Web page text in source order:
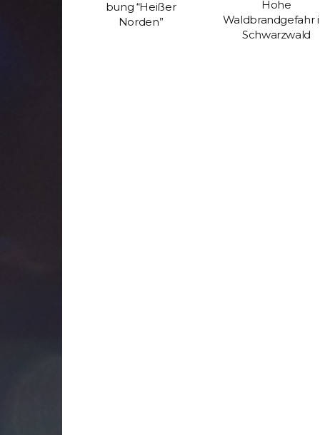
bung “Heißer
Norden”
Hohe
Waldbrandgefahr
Schwarzwald